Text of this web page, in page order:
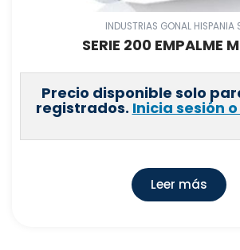
INDUSTRIAS GONAL HISPANIA
SERIE 200 EMPALME
Precio disponible solo
registrados. Inicia sesión
Leer más